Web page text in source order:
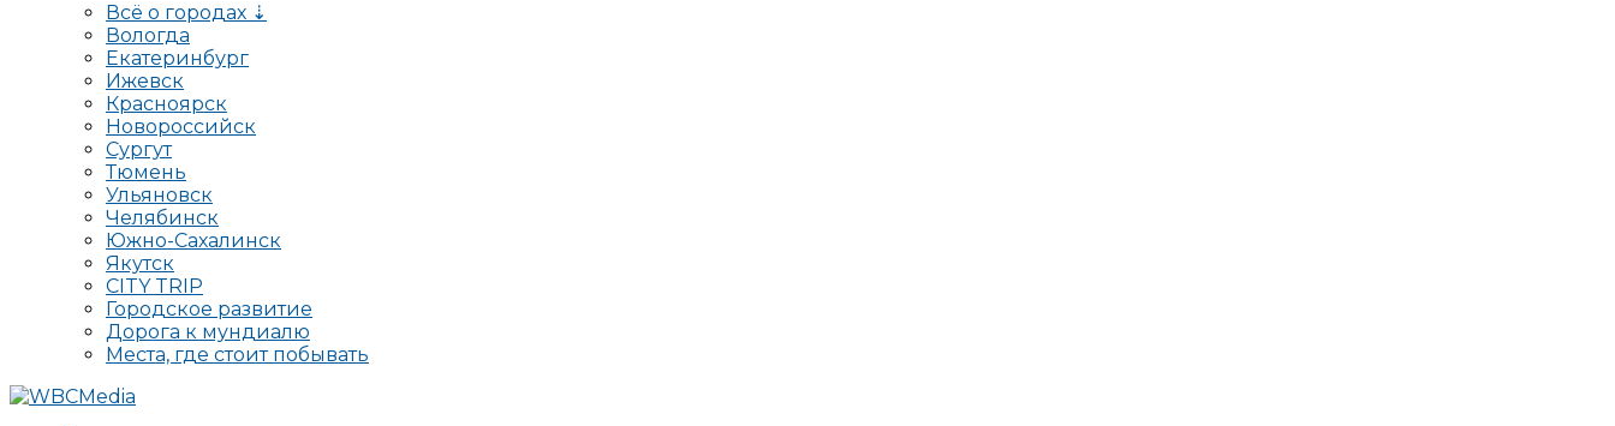
Всё о городах ⇣
Вологда
Екатеринбург
Ижевск
Красноярск
Новороссийск
Сургут
Тюмень
Ульяновск
Челябинск
Южно-Сахалинск
Якутск
CITY TRIP
Городское развитие
Дорога к мундиалю
Места, где стоит побывать